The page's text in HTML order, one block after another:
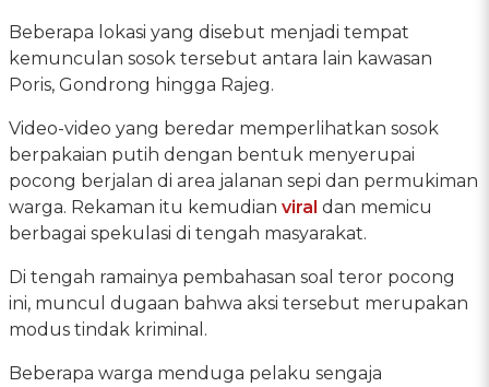
Beberapa lokasi yang disebut menjadi tempat
kemunculan sosok tersebut antara lain kawasan
Poris, Gondrong hingga Rajeg.
Video-video yang beredar memperlihatkan sosok
berpakaian putih dengan bentuk menyerupai
pocong berjalan di area jalanan sepi dan permukiman
warga. Rekaman itu kemudian viral dan memicu
berbagai spekulasi di tengah masyarakat.
Di tengah ramainya pembahasan soal teror pocong
ini, muncul dugaan bahwa aksi tersebut merupakan
modus tindak kriminal.
Beberapa warga menduga pelaku sengaja